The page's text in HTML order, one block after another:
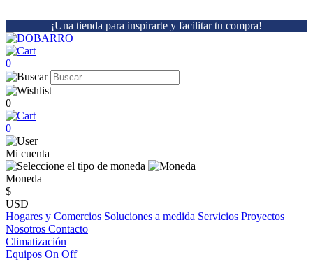
¡Una tienda para inspirarte y facilitar tu compra!
0
0
0
Mi cuenta
Moneda
$
USD
Hogares y Comercios Soluciones a medida Servicios Proyectos
Nosotros Contacto
Climatización
Equipos On Off